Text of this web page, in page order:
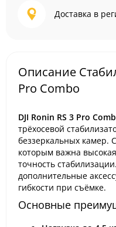
Доставка в
Описание
Pro Combo
DJI Ronin RS 3 Pro
трёхосевой
беззеркальных камер.
которым важна
точность
дополнительные
гибкости при съёмке.
Основные